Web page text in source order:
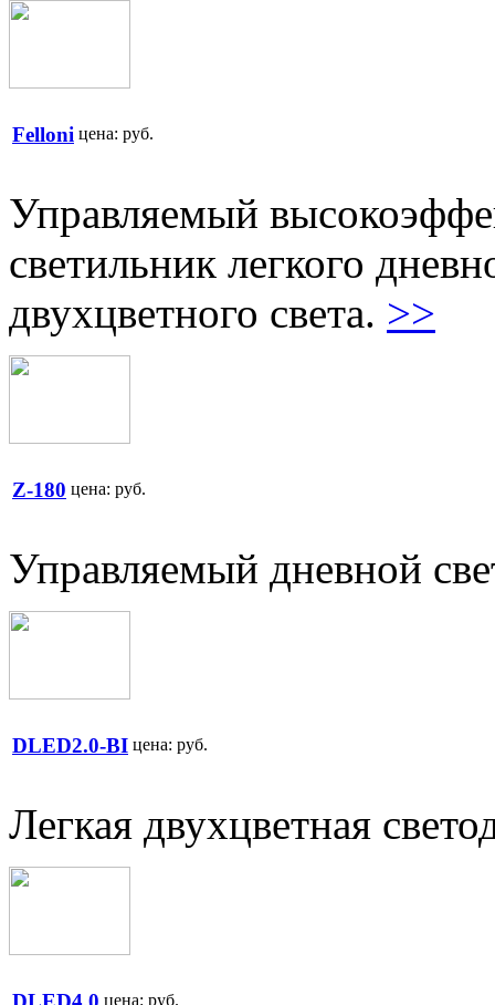
Felloni цена: руб.
Управляемый
светильник легкого
двухцветного света. >>
Z-180 цена: руб.
Управляемый дневной
DLED2.0-BI цена: руб.
Легкая двухцветная
цена: руб.